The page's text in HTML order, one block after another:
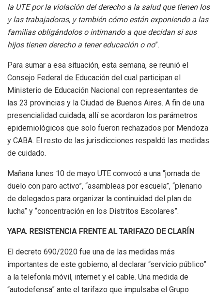
la UTE por la violación del derecho a la salud que tienen los
y las trabajadoras, y también cómo están exponiendo a las
familias obligándolos o intimando a que decidan si sus
hijos tienen derecho a tener educación o no”.
Para sumar a esa situación, esta semana, se reunió el
Consejo Federal de Educación del cual participan el
Ministerio de Educación Nacional con representantes de
las 23 provincias y la Ciudad de Buenos Aires. A fin de una
presencialidad cuidada, allí se acordaron los parámetros
epidemiológicos que solo fueron rechazados por Mendoza
y CABA. El resto de las jurisdicciones respaldó las medidas
de cuidado.
Mañana lunes 10 de mayo UTE convocó a una “jornada de
duelo con paro activo”, “asambleas por escuela”, “plenario
de delegados para organizar la continuidad del plan de
lucha” y “concentración en los Distritos Escolares”.
YAPA. RESISTENCIA FRENTE AL TARIFAZO DE CLARÍN
El decreto 690/2020 fue una de las medidas más
importantes de este gobierno, al declarar “servicio público”
a la telefonía móvil, internet y el cable. Una medida de
“autodefensa” ante el tarifazo que impulsaba el Grupo